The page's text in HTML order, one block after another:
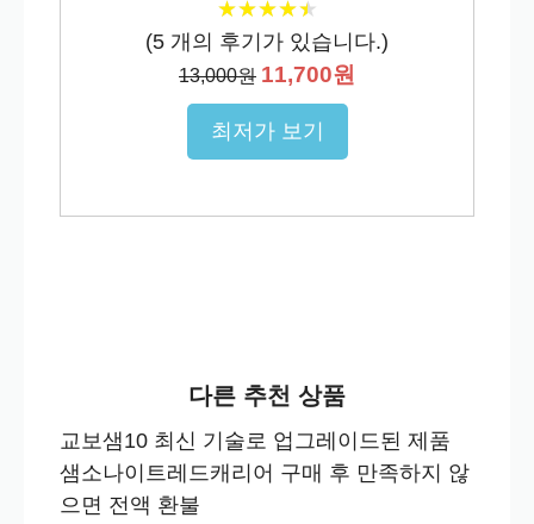
★★★★★
★★★★★
(5 개의 후기가 있습니다.)
13,000원 11,700원
최저가 보기
다른 추천 상품
교보샘10 최신 기술로 업그레이드된 제품
샘소나이트레드캐리어 구매 후 만족하지 않
으면 전액 환불